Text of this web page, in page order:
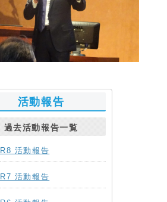
活動報告
過去活動報告一覧
R8 活動報告
R7 活動報告